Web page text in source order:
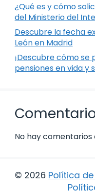
¿Qué es y cómo
del Ministerio del
Descubre la fecha
León en Madrid
¡Descubre cómo se
pensiones en vida y
No hay comentarios
© 2026 Política